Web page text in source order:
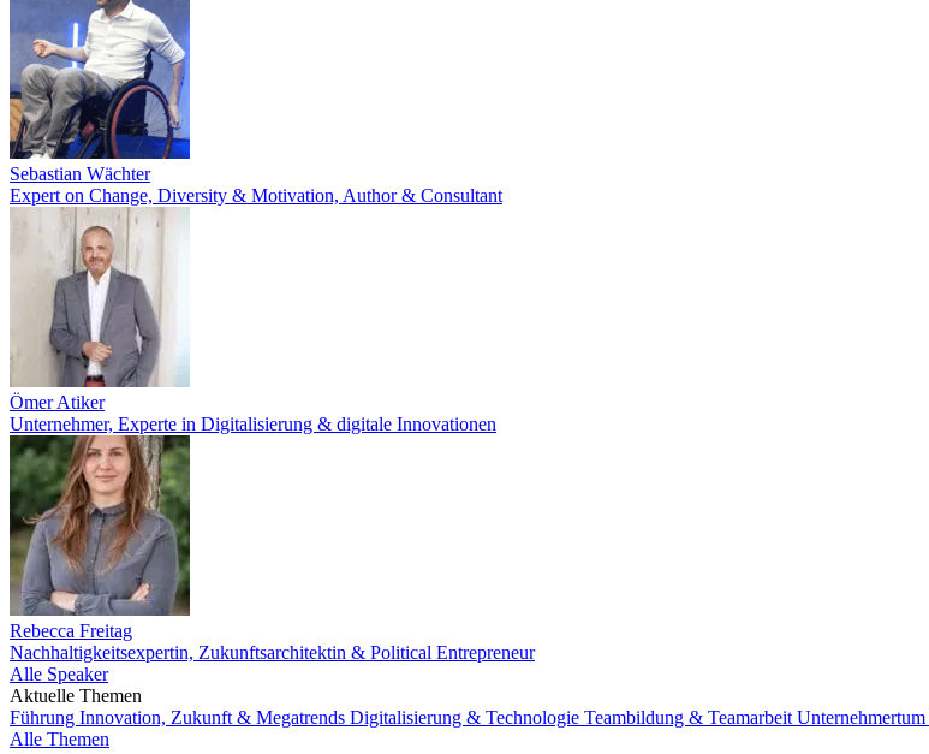
Sebastian Wächter
Expert on Change, Diversity & Motivation, Author & Consultant
Ömer Atiker
Unternehmer, Experte in Digitalisierung & digitale Innovationen
Rebecca Freitag
Nachhaltigkeitsexpertin, Zukunftsarchitektin & Political Entrepreneur
Alle Speaker
Aktuelle Themen
Führung Innovation, Zukunft & Megatrends Digitalisierung & Technologie Teambildung & Teamarbeit Unternehmertum
Alle Themen